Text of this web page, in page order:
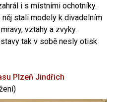
i s místními ochotníky.
stali modely k divadelním
vztahy a zvyky.
tak v sobě nesly otisk
Plzeň Jindřich